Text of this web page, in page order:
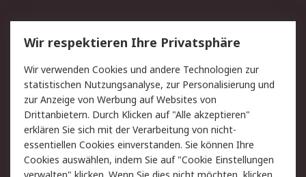
Service
Value Added Services
Lieferlösungen
Rücksendungen
Kontakt
Hilfe
Privatkunden
Rechtliches
AGB
Datenschutz
Cookie-Richtlinie
Zahlungsbedingungen
Wir respektieren Ihre Privatsphäre
Wir verwenden Cookies und andere Technologien zur
statistischen Nutzungsanalyse, zur Personalisierung und
zur Anzeige von Werbung auf Websites von
Drittanbietern. Durch Klicken auf "Alle akzeptieren"
erklären Sie sich mit der Verarbeitung von nicht-
essentiellen Cookies einverstanden. Sie können Ihre
Cookies auswählen, indem Sie auf "Cookie Einstellungen